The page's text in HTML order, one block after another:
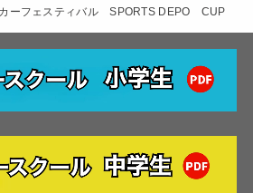
ーフェスティバル SPORTS DEPO CUP